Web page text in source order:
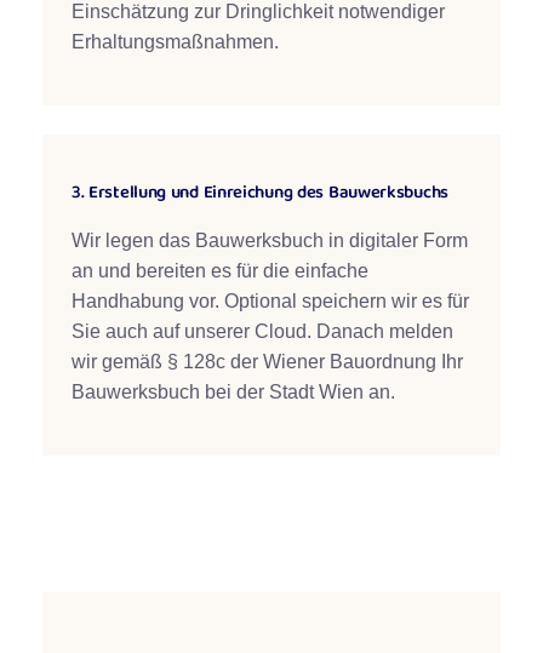
Einschätzung zur Dringlichkeit notwendiger
Erhaltungsmaßnahmen.
3. Erstellung und Einreichung des Bauwerksbuchs
Wir legen das Bauwerksbuch in digitaler Form
an und bereiten es für die einfache
Handhabung vor. Optional speichern wir es für
Sie auch auf unserer Cloud. Danach melden
wir gemäß § 128c der Wiener Bauordnung Ihr
Bauwerksbuch bei der Stadt Wien an.